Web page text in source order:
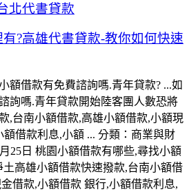
北代書貸款
?高雄代書貸款-教你如何快速
額借款有免費諮詢嗎.青年貸款? ...如
詢嗎.青年貸款開始陸客團人數恐將
,台南小額借款,高雄小額借款,小額現
借款利息,小額 ... 分類：商業與財
25日 桃園小額借款有哪些,尋找小額
土高雄小額借款快速撥款,台南小額借
借款,小額借款 銀行,小額借款利息,